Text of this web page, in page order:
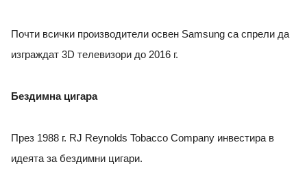
Почти всички производители освен Samsung са спрели да
изграждат 3D телевизори до 2016 г.
Бездимна цигара
През 1988 г. RJ Reynolds Tobacco Company инвестира в
идеята за бездимни цигари.